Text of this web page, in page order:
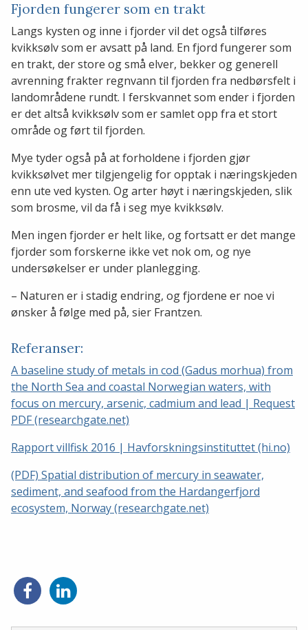
Fjorden fungerer som en trakt
Langs kysten og inne i fjorder vil det også tilføres
kvikksølv som er avsatt på land. En fjord fungerer som
en trakt, der store og små elver, bekker og generell
avrenning frakter regnvann til fjorden fra nedbørsfelt i
landområdene rundt. I ferskvannet som ender i fjorden
er det altså kvikksølv som er samlet opp fra et stort
område og ført til fjorden.
Mye tyder også på at forholdene i fjorden gjør
kvikksølvet mer tilgjengelig for opptak i næringskjeden
enn ute ved kysten. Og arter høyt i næringskjeden, slik
som brosme, vil da få i seg mye kvikksølv.
Men ingen fjorder er helt like, og fortsatt er det mange
fjorder som forskerne ikke vet nok om, og nye
undersøkelser er under planlegging.
– Naturen er i stadig endring, og fjordene er noe vi
ønsker å følge med på, sier Frantzen.
Referanser:
A baseline study of metals in cod (Gadus morhua) from
the North Sea and coastal Norwegian waters, with
focus on mercury, arsenic, cadmium and lead | Request
PDF (researchgate.net)
Rapport villfisk 2016 | Havforskningsinstituttet (hi.no)
(PDF) Spatial distribution of mercury in seawater,
sediment, and seafood from the Hardangerfjord
ecosystem, Norway (researchgate.net)
Del
på
Del
på